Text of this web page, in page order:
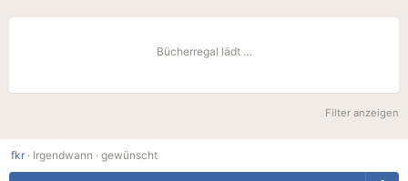
Bücherregal lädt …
Filter anzeigen
fkr · Irgendwann · gewünscht